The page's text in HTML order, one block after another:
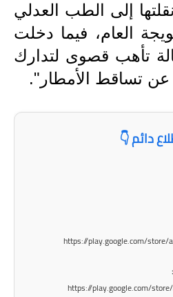
المرحلة الاعدادية
اسئلة وزارية
المرحلة الابتدائية
المرحلة المتوسطة
المرحلة الاعدادية
المرحلة المتوسطة
إلى الطب العدلي
العام، فيما دخلت
تأهب قصوى لتدارك
عن تساقط الأمطار".
دائم 👇
https://play.google.com/store/
https://play.google.com/